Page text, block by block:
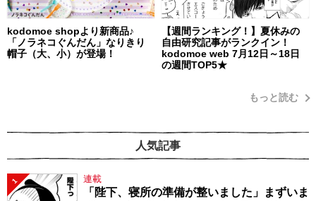
kodomoe shopより新商品♪
「ノラネコぐんだん」なりきり
帽子（大、小）が登場！
【週間ランキング！】夏休みの
自由研究記事がランクイン！
kodomoe web 7月12日～18日
の週間TOP5★
もっと読む
人気記事
1 連載
「陛下、寝所の準備が整いました」まずいま